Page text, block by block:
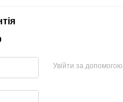
Увійти за допомогою